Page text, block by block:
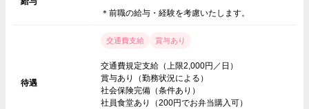
＊前職の給与・経験を考慮いたします。
待遇
交通費支給 賞与あり
交通費規定支給（上限2,000円／日）
賞与あり（勤務状況による）
社会保険完備（条件あり）
社員食堂あり（200円でお弁当購入可）